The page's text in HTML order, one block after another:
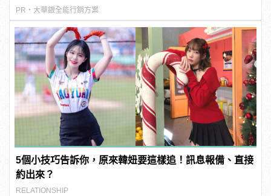
PR・大華銀全能行銷方案
5個小技巧告訴你，原來韓妞要這樣追！訊息報備、直接
約出來？
RELATIONSHIP